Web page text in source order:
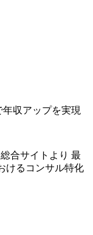
収アップを実現
合サイトより 最
けるコンサル特化